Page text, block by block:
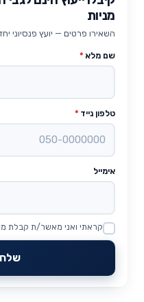
מניות
השאירו פרטים — יועץ פנסיוני יחזור
שם מלא *
טלפון נייד *
אימייל
Website
קראתי ואני מאשר/ת קבלת